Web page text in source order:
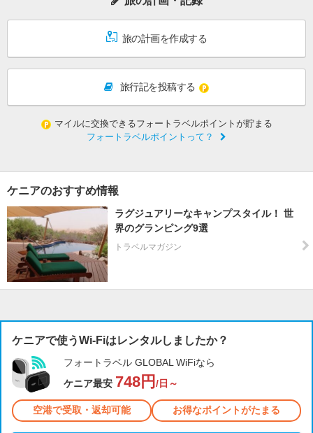
旅の計画を作成する
旅行記を投稿する
マイルに交換できるフォートラベルポイントが貯まる
フォートラベルポイントって？
ケニアのおすすめ情報
ラグジュアリーなキャンプスタイル！ 世
界のグランピング9選
トラベルマガジン
ケニアで使うWi-Fiはレンタルしましたか？
フォートラベル GLOBAL WiFiなら
ケニア最安 748円 /日～
空港で受取・返却可能 お得なポイントがたまる